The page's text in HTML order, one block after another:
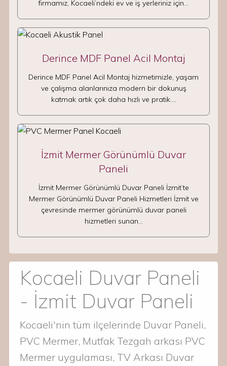
firmamız, Kocaeli’ndeki ev ve iş yerleriniz için…
Derince MDF Panel Acil Montaj
Derince MDF Panel Acil Montaj hizmetimizle, yaşam
ve çalışma alanlarınıza modern bir dokunuş
katmak artık çok daha hızlı ve pratik.…
İzmit Mermer Görünümlü Duvar
Paneli
İzmit Mermer Görünümlü Duvar Paneli İzmit’te
Mermer Görünümlü Duvar Paneli Hizmetleri İzmit ve
çevresinde mermer görünümlü duvar paneli
hizmetleri sunan…
Kocaeli Duvar Paneli
- İzmit Duvar Paneli
Kocaeli'nin tüm ilçelerinde Duvar Paneli,
PVC Mermer, Mutfak Tezgah arkası PVC
Mermer uygulaması, TV Arkası Duvar